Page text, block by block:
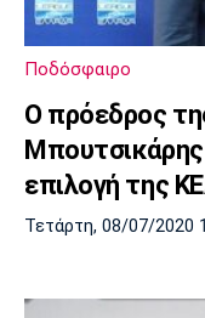
Πολιτισμός
Τραγούδια
Cine Spot
Running
Media
Παρασκήνιο
Πρόγραμμα TV
Ποδόσφαιρο
O πρόεδρος
επιλογή της
Τετάρτη, 08/07/2020